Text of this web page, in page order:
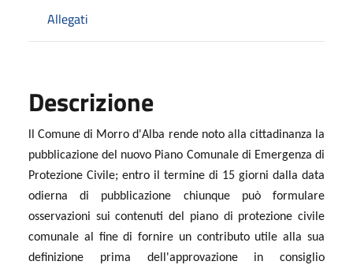
Allegati
Descrizione
ll Comune di Morro d'Alba rende noto alla cittadinanza la
pubblicazione del nuovo Piano Comunale di Emergenza di
Protezione Civile; entro il termine di 15 giorni dalla data
odierna di pubblicazione chiunque può formulare
osservazioni sui contenuti del piano di protezione civile
comunale al fine di fornire un contributo utile alla sua
definizione prima dell'approvazione in consiglio